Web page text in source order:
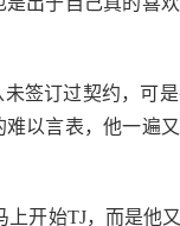
签订过契约，可
以言表，他一遍
开始TJ，而是他